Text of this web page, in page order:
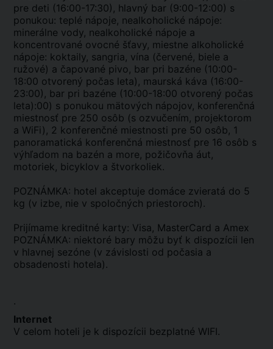
pre deti (16:00-17:30), hlavný bar (9:00-12:00) s
ponukou: teplé nápoje, nealkoholické nápoje:
minerálne vody, nealkoholické nápoje a
koncentrované ovocné šťavy, miestne alkoholické
nápoje: koktaily, sangria, vína (červené, biele a
ružové) a čapované pivo, bar pri bazéne (10:00-
18:00 otvorený počas leta), maurská káva (16:00-
23:00), bar pri bazéne (10:00-18:00 otvorený počas
leta):00) s ponukou mätových nápojov, konferenčná
miestnosť pre 250 osôb (s ozvučením, projektorom
a WiFi), 2 konferenčné miestnosti pre 50 osôb, 1
panoramatická konferenčná miestnosť pre 16 osôb s
výhľadom na bazén a more, požičovňa áut,
motoriek, bicyklov a štvorkoliek.
POZNÁMKA: hotel akceptuje domáce zvieratá do 5
kg (v izbe, nie v spoločných priestoroch).
Prijímame kreditné karty: Visa, MasterCard a Amex
POZNÁMKA: niektoré bary môžu byť k dispozícii len
v hlavnej sezóne (v závislosti od počasia a
obsadenosti hotela).
.
Internet
V celom hoteli je k dispozícii bezplatné WIFI.